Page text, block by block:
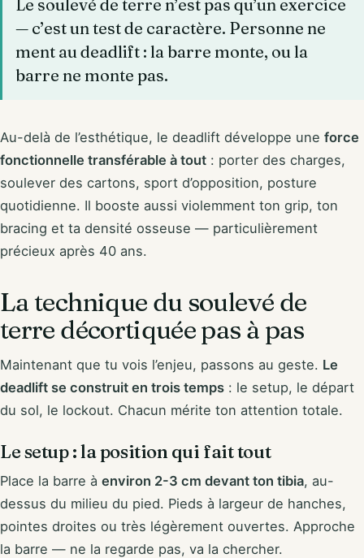
Le soulevé de terre n’est pas qu’un exercice
— c’est un test de caractère. Personne ne
ment au deadlift : la barre monte, ou la
barre ne monte pas.
Au-delà de l’esthétique, le deadlift développe une force
fonctionnelle transférable à tout : porter des charges,
soulever des cartons, sport d’opposition, posture
quotidienne. Il booste aussi violemment ton grip, ton
bracing et ta densité osseuse — particulièrement
précieux après 40 ans.
La technique du soulevé de
terre décortiquée pas à pas
Maintenant que tu vois l’enjeu, passons au geste. Le
deadlift se construit en trois temps : le setup, le départ
du sol, le lockout. Chacun mérite ton attention totale.
Le setup : la position qui fait tout
Place la barre à environ 2-3 cm devant ton tibia, au-
dessus du milieu du pied. Pieds à largeur de hanches,
pointes droites ou très légèrement ouvertes. Approche
la barre — ne la regarde pas, va la chercher.